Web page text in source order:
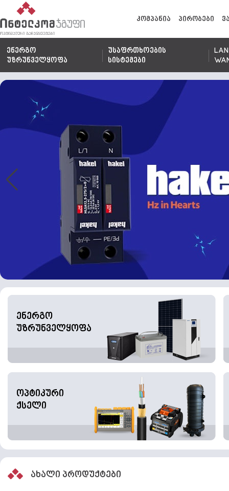
კომპანია პირობები
ენერგო
უზრუნველყოფა
უსაფრთხოების
სისტემები
ენერგო
უზრუნველყოფა
ოპტიკური
ქსელი
ახალი პროდუქტები